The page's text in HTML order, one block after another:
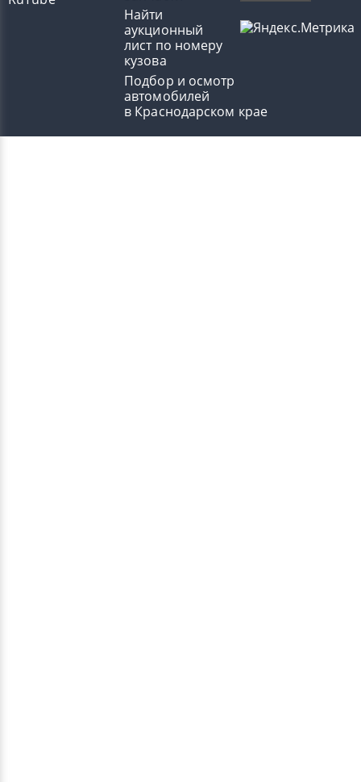
Найти
аукционный
лист по номеру
кузова
Подбор и осмотр
автомобилей
в Краснодарском крае